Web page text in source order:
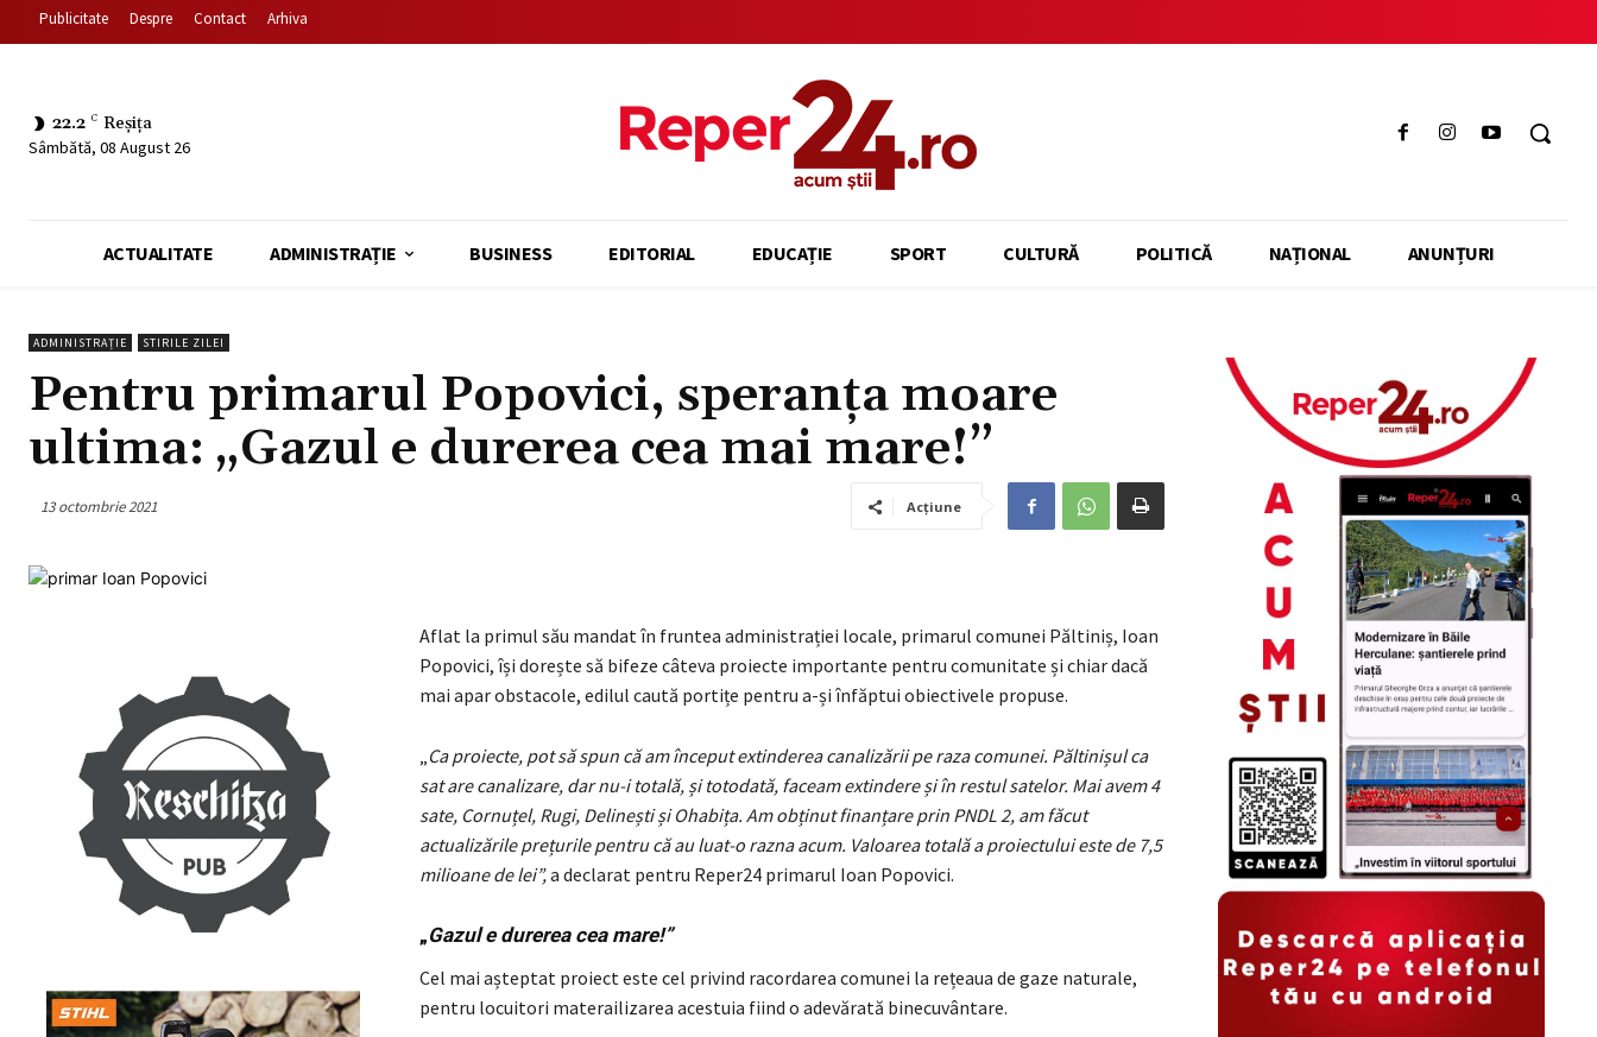
Publicitate Despre Contact Arhiva
22.2 C Reșița
Sâmbătă, 08 August 26
ACTUALITATE ADMINISTRAȚIE BUSINESS EDITORIAL EDUCAȚIE SPORT CULTURĂ POLITICĂ NAȚIONAL ANUNȚURI
ADMINISTRAȚIE STIRILE ZILEI
Pentru primarul Popovici, speranța moare
ultima: „Gazul e durerea cea mai mare!”
13 octombrie 2021 Acțiune
Aflat la primul său mandat în fruntea administrației locale, primarul comunei Păltiniș, Ioan
Popovici, își dorește să bifeze câteva proiecte importante pentru comunitate și chiar dacă
mai apar obstacole, edilul caută portițe pentru a-și înfăptui obiectivele propuse.
„Ca proiecte, pot să spun că am început extinderea canalizării pe raza comunei. Păltinișul ca
sat are canalizare, dar nu-i totală, și totodată, faceam extindere și în restul satelor. Mai avem 4
sate, Cornuțel, Rugi, Delinești și Ohabița. Am obținut finanțare prin PNDL 2, am făcut
actualizările prețurile pentru că au luat-o razna acum. Valoarea totală a proiectului este de 7,5
milioane de lei”,a declarat pentru Reper24 primarul Ioan Popovici.
„Gazul e durerea cea mare!”
Cel mai așteptat proiect este cel privind racordarea comunei la rețeaua de gaze naturale,
pentru locuitori materailizarea acestuia fiind o adevărată binecuvântare.